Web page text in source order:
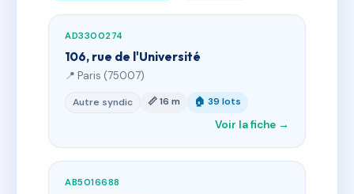
AD3300274
106, rue de l'Université
📍 Paris (75007)
Autre syndic 📏 16 m 🏠 39 lots
Voir la fiche →
AB5016688